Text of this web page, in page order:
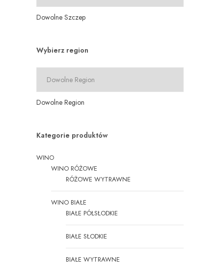
Dowolne Szczep
Wybierz region
Dowolne Region
Kategorie produktów
WINO
WINO RÓŻOWE
RÓŻOWE WYTRAWNE
WINO BIAŁE
BIAŁE PÓŁSŁODKIE
BIAŁE SŁODKIE
BIAŁE WYTRAWNE